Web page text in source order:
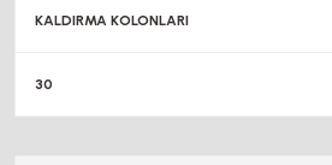
KALDIRMA KOLONLARI
30